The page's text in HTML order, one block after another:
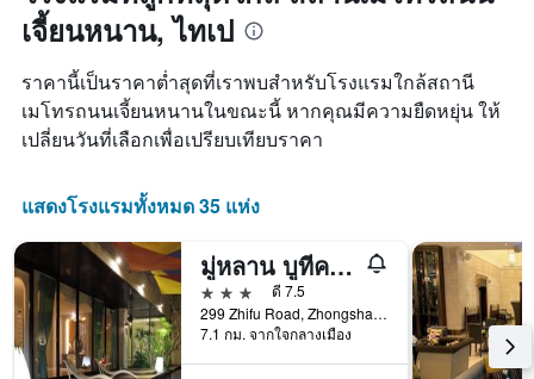
เจี้ยนหนาน, ไทเป
ราคานี้เป็นราคาต่ำสุดที่เราพบสำหรับโรงแรมใกล้สถานี
เมโทรถนนเจี้ยนหนานในขณะนี้ หากคุณมีความยืดหยุ่น ให้
เปลี่ยนวันที่เลือกเพื่อเปรียบเทียบราคา
แสดงโรงแรมทั้งหมด 35 แห่ง
มู่หลาน บูทีค โฮเต็ล - ไทเป ต้าจื้อ บรานช์
3 ดาว
ดี 7.5
299 Zhifu Road, Zhongshan District, ไทเป, ไต้หวัน
7.1 กม. จากใจกลางเมือง